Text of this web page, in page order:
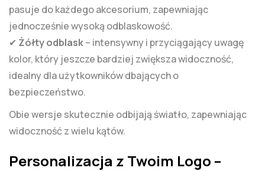
pasuje do każdego akcesorium, zapewniając
jednocześnie wysoką odblaskowość.
✔ Żółty odblask– intensywny i przyciągający uwagę
kolor, który jeszcze bardziej zwiększa widoczność,
idealny dla użytkowników dbających o
bezpieczeństwo.
Obie wersje skutecznie odbijają światło, zapewniając
widoczność z wielu kątów.
Personalizacja z Twoim Logo –